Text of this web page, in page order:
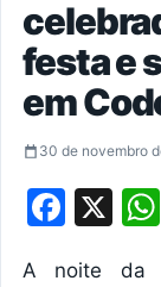
festa e
em
30 de novembro
X
A noite da